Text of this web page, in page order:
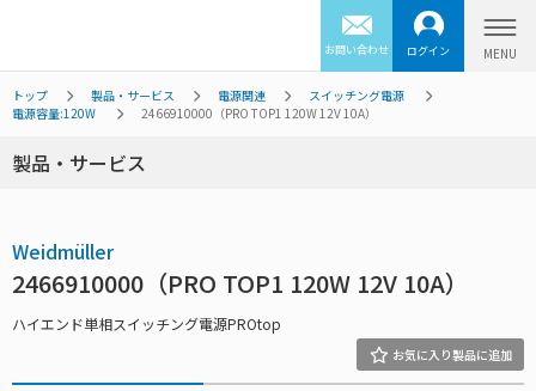
お問い合わせ ログイン
トップ 製品・サービス 電源関連
スイッチング電源
電源容量:120W
2466910000（PRO TOP1 120W 12V 10A）
製品・サービス
Weidmüller
2466910000（PRO TOP1 120W 12V 10A）
ハイエンド単相スイッチング電源PROtop